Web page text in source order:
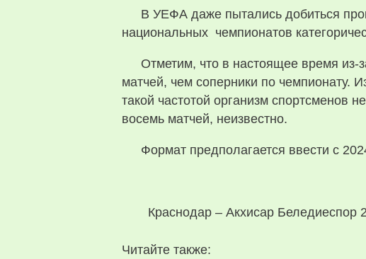
В УЕФА даже пытались добиться
национальных чемпионатов
Отметим, что в настоящее время из-
матчей, чем соперники по чемпионату.
такой частотой организм
восемь матчей, неизвестно.
Формат предполагается ввести с
Краснодар – Акхисар Беледиеспор
Читайте также: